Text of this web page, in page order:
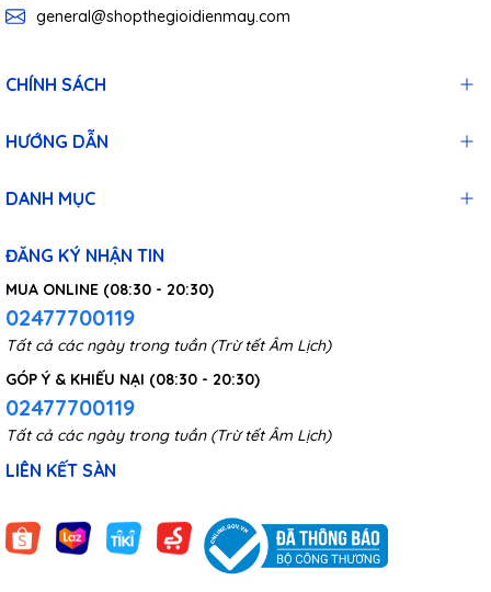
general@shopthegioidienmay.com
CHÍNH SÁCH
HƯỚNG DẪN
DANH MỤC
ĐĂNG KÝ NHẬN TIN
MUA ONLINE (08:30 - 20:30)
02477700119
Tất cả các ngày trong tuần (Trừ tết Âm Lịch)
GÓP Ý & KHIẾU NẠI (08:30 - 20:30)
02477700119
Tất cả các ngày trong tuần (Trừ tết Âm Lịch)
LIÊN KẾT SÀN